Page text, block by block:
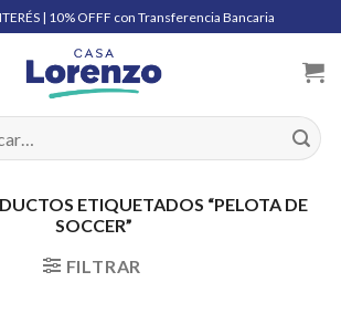
| 10% OFFF con Transferencia Bancaria
ETIQUETADOS “PELOTA DE
SOCCER”
FILTRAR